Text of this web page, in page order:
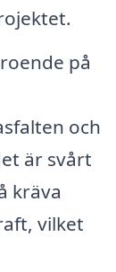
på
och
är svårt
kräva
vilket